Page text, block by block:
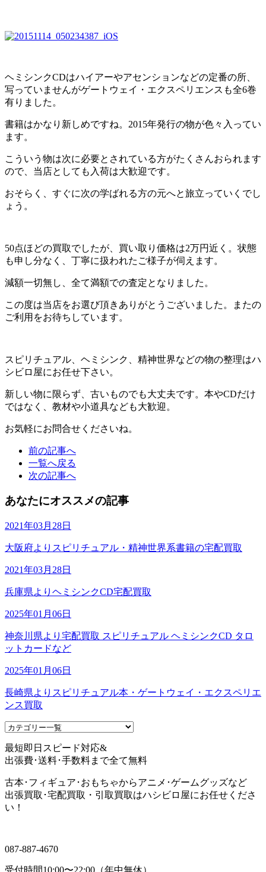
ヘミシンクCDはハイアーやアセンションなどの定番の所、
写っていませんがゲートウェイ・エクスペリエンスも全6巻
有りました。
書籍はかなり新しめですね。2015年発行の物が色々入ってい
ます。
こういう物は次に必要とされている方がたくさんおられます
ので、当店としても入荷は大歓迎です。
おそらく、すぐに次の学ばれる方の元へと旅立っていくでし
ょう。
50点ほどの買取でしたが、買い取り価格は2万円近く。状態
も申し分なく、丁寧に扱われたご様子が伺えます。
減額一切無し、全て満額での査定となりました。
この度は当店をお選び頂きありがとうございました。またの
ご利用をお待ちしています。
スピリチュアル、ヘミシンク、精神世界などの物の整理はハ
シビロ屋にお任せ下さい。
新しい物に限らず、古いものでも大丈夫です。本やCDだけ
ではなく、教材や小道具なども大歓迎。
お気軽にお問合せくださいね。
前の記事へ
一覧へ戻る
次の記事へ
あなたにオススメの記事
2021年03月28日
大阪府よりスピリチュアル・精神世界系書籍の宅配買取
2021年03月28日
兵庫県よりヘミシンクCD宅配買取
2025年01月06日
神奈川県より宅配買取 スピリチュアル ヘミシンクCD タロ
ットカードなど
2025年01月06日
長崎県よりスピリチュアル本・ゲートウェイ・エクスペリエ
ンス買取
最短即日スピード対応&
出張費･送料･手数料まで全て無料
古本･フィギュア･おもちゃからアニメ･ゲームグッズなど
出張買取･宅配買取・引取買取はハシビロ屋にお任せくださ
い！
087-887-4670